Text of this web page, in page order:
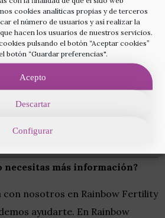
cookies analíticas propias y de terceros
el número de usuarios y así realizar la
hacen los usuarios de nuestros servicios.
pulsando el botón “Aceptar cookies”
botón “Guardar preferencias".
Acepto
Descartar
Configurar
redactado por el equipo médico
necesitas más información?
con nosotros en Rainbow Fertility
ayudarte. En Rainbow